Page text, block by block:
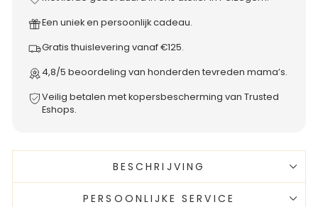
Een uniek en persoonlijk cadeau.
Gratis thuislevering vanaf €125.
4,8/5 beoordeling van honderden tevreden mama’s.
Veilig betalen met kopersbescherming van Trusted
Eshops.
BESCHRIJVING
PERSOONLIJKE SERVICE